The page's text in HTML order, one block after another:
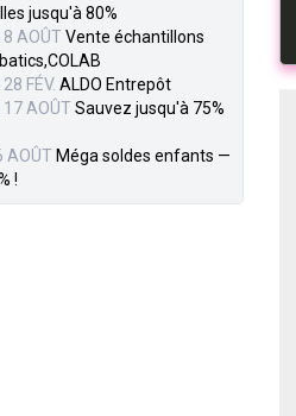
jusqu'à 80%
AOÛT Vente échantillons
FÉV. ALDO Entrepôt
AOÛT Sauvez jusqu'à 75%
AOÛT Méga soldes enfants —
!